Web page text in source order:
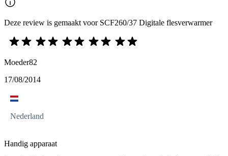
Deze review is gemaakt voor SCF260/37 Digitale flesverwarmer
Moeder82
17/08/2014
Nederland
Handig apparaat